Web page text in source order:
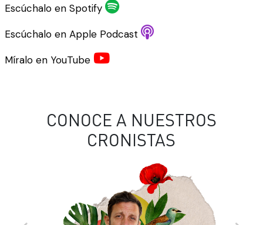
Escúchalo en Spotify
Escúchalo en Apple Podcast
Míralo en YouTube
CONOCE A NUESTROS
CRONISTAS